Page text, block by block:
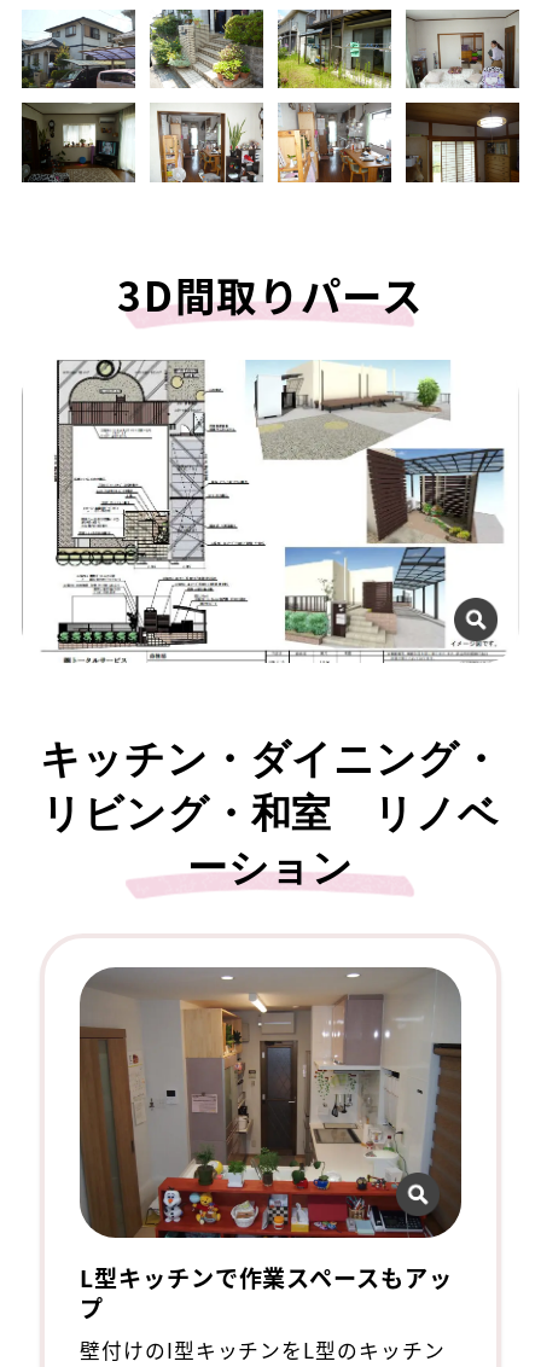
3D間取りパース
キッチン・ダイニング・
リビング・和室 リノベ
ーション
L型キッチンで作業スペースもアッ
プ
壁付けのI型キッチンをL型のキッチン